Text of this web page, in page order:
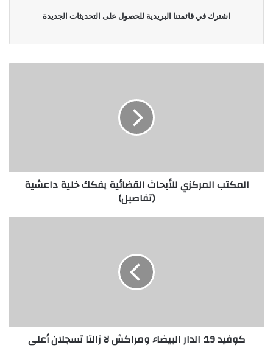
اشترك في قائمتنا البريدية للحصول على التحديثات الجديدة
المكتب المركزي للأبحاث القضائية يفكك خلية داعشية
(تفاصيل)
كوفيد 19: الدار البيضاء ومراكش لا زالتا تسجلان أعلى